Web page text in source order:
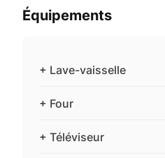
Équipements
+ Lave-vaisselle
+ Four
+ Téléviseur